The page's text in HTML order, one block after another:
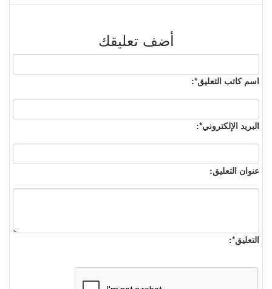
أضف تعليقك
اسم كاتب التعليق*:
البريد الإلكتروني*:
عنوان التعليق:
التعليق*: